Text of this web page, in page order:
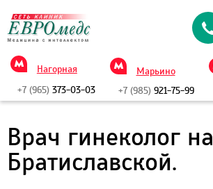
Нагорная
+7 (965) 373-03-03
Марьино
+7 (985)921-75-99
Врач гинеколог на
Братиславской.